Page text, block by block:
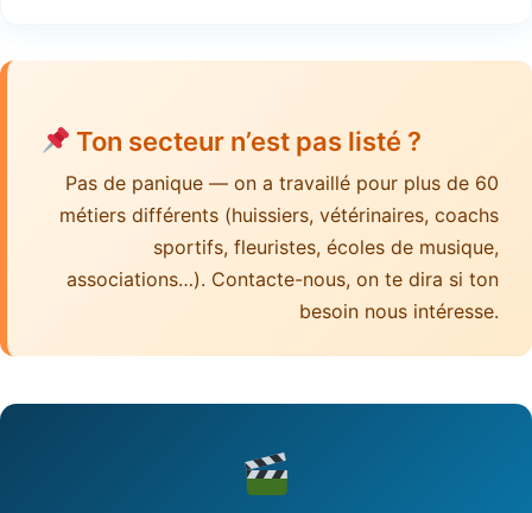
Ton secteur n’est pas listé ?
Pas de panique — on a travaillé pour plus de 60
métiers différents (huissiers, vétérinaires, coachs
sportifs, fleuristes, écoles de musique,
associations…). Contacte-nous, on te dira si ton
besoin nous intéresse.